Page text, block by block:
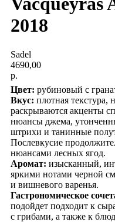
2018
Sadel
4690,00
р.
Цвет: рубиновый с
Вкус: плотная текстура,
раскрываются акценты
нюансы джема,
штрихи и танинные
Послевкусие
нюансами лесных ягод.
Аромат: изысканный,
яркими нотами черной
и вишневого варенья.
Гастрономическое
подойдет подходит к
с грибами, а также к